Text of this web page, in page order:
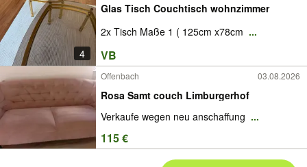
4
Glas Tisch Couchtisch wohnzimmer
2x Tisch Maße 1 ( 125cm x78cm ...
VB
Offenbach 03.08.2026
Rosa Samt couch Limburgerhof
Verkaufe wegen neu anschaffung ...
115 €